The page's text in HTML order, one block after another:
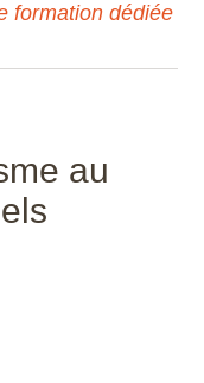
formation dédiée
au